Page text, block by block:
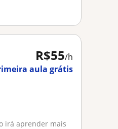
R$55/h
aula grátis
irá aprender mais